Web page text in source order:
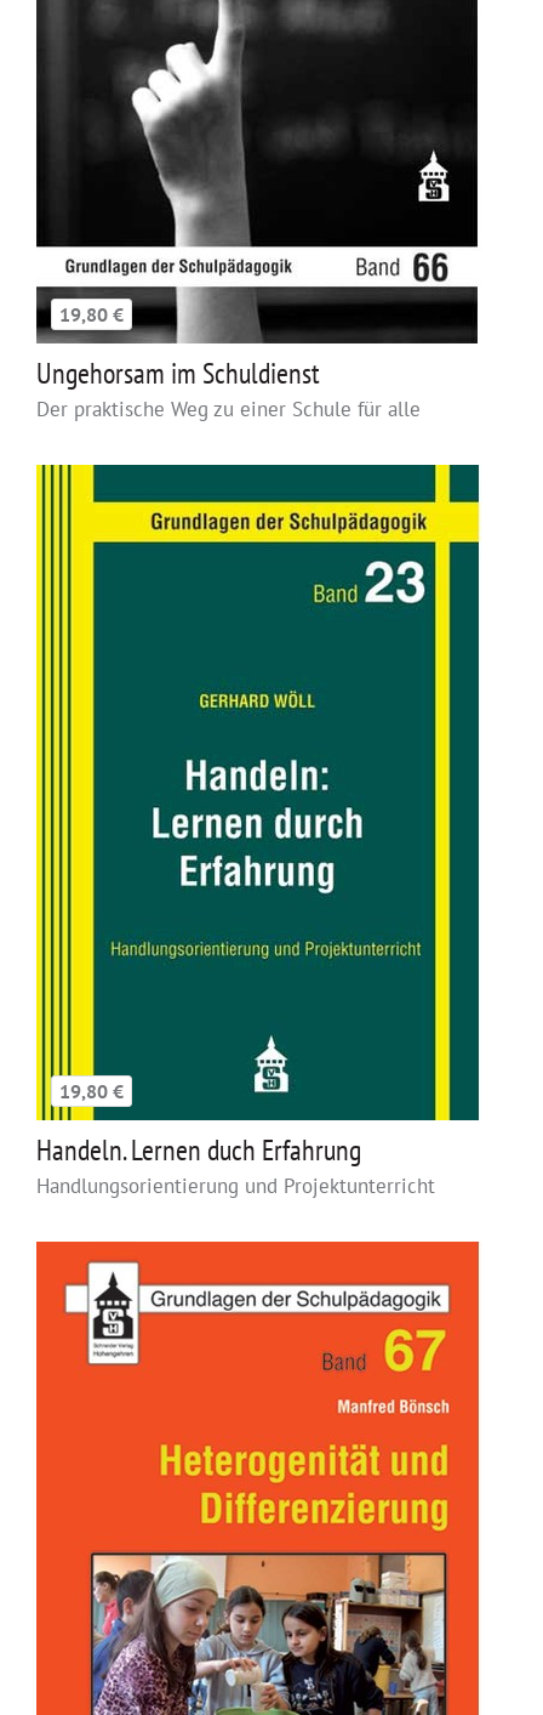
19,80 €
Ungehorsam im Schuldienst
Der praktische Weg zu einer Schule für alle
19,80 €
Handeln. Lernen duch Erfahrung
Handlungsorientierung und Projektunterricht